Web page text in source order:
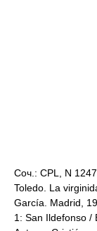
Соч.: CPL, N
Toledo. La
García. Madrid,
1: San Ildefonso /